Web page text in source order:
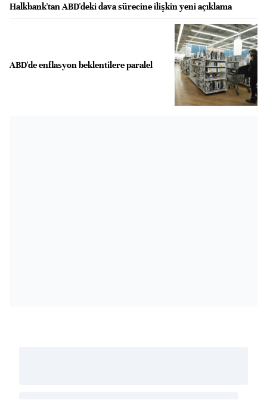
Halkbank'tan ABD'deki dava sürecine ilişkin yeni açıklama
ABD'de enflasyon beklentilere paralel